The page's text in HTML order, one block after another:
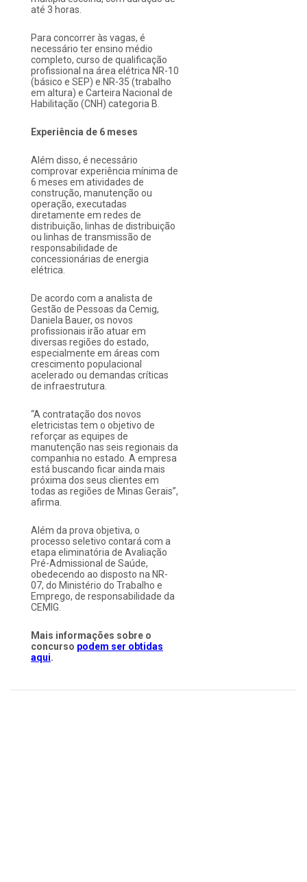
até 3 horas.
Para concorrer às vagas, é
necessário ter ensino médio
completo, curso de qualificação
profissional na área elétrica NR-10
(básico e SEP) e NR-35 (trabalho
em altura) e Carteira Nacional de
Habilitação (CNH) categoria B.
Experiência de 6 meses
Além disso, é necessário
comprovar experiência mínima de
6 meses em atividades de
construção, manutenção ou
operação, executadas
diretamente em redes de
distribuição, linhas de distribuição
ou linhas de transmissão de
responsabilidade de
concessionárias de energia
elétrica.
De acordo com a analista de
Gestão de Pessoas da Cemig,
Daniela Bauer, os novos
profissionais irão atuar em
diversas regiões do estado,
especialmente em áreas com
crescimento populacional
acelerado ou demandas críticas
de infraestrutura.
“A contratação dos novos
eletricistas tem o objetivo de
reforçar as equipes de
manutenção nas seis regionais da
companhia no estado. A empresa
está buscando ficar ainda mais
próxima dos seus clientes em
todas as regiões de Minas Gerais”,
afirma.
Além da prova objetiva, o
processo seletivo contará com a
etapa eliminatória de Avaliação
Pré-Admissional de Saúde,
obedecendo ao disposto na NR-
07, do Ministério do Trabalho e
Emprego, de responsabilidade da
CEMIG.
Mais informações sobre o
concurso podem ser obtidas
aqui.